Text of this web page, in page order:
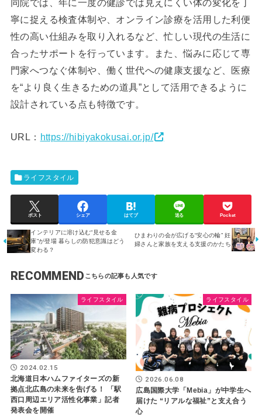
同院では、年に一度の健診では見えにくい体の変化を丁
寧に捉える検査体制や、オンライン診療を活用した利便
性の高い仕組みを取り入れるなど、忙しい現代の生活に
合ったサポートを行っています。また、悩みに応じて専
門家へつなぐ体制や、働く世代への健康支援など、医療
を“より良く生きるための道具”として活用できるように
設計されている点も特徴です。
URL： https://hibiyakokusai.or.jp/
ライフスタイル
ポスト シェア はてブ 送る Pocket
インテリアに溶け込む“見せる金
庫”が登場 暮らしの防犯意識はどう
変わる？
ひまわりの会が広げる“安心の輪” 妊
婦さんと家族を支える支援のかたち
RECOMMEND
ライフスタイル
2024.02.15
北海道日本ハムファイターズの新
拠点北広島の未来を告げる！ 「駅
西口周辺エリア活性化事業」記者
発表会を開催
ライフスタイル
2026.06.08
広島国際大学「Mebia」が中学生へ
届けた “リアルな福祉”と支え合う
心